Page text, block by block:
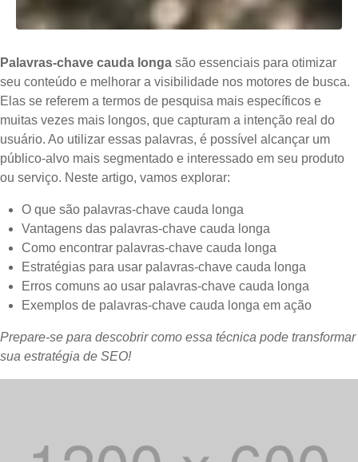
Palavras-chave cauda longa são essenciais para otimizar
seu conteúdo e melhorar a visibilidade nos motores de busca.
Elas se referem a termos de pesquisa mais específicos e
muitas vezes mais longos, que capturam a intenção real do
usuário. Ao utilizar essas palavras, é possível alcançar um
público-alvo mais segmentado e interessado em seu produto
ou serviço. Neste artigo, vamos explorar:
O que são palavras-chave cauda longa
Vantagens das palavras-chave cauda longa
Como encontrar palavras-chave cauda longa
Estratégias para usar palavras-chave cauda longa
Erros comuns ao usar palavras-chave cauda longa
Exemplos de palavras-chave cauda longa em ação
Prepare-se para descobrir como essa técnica pode transformar
sua estratégia de SEO!